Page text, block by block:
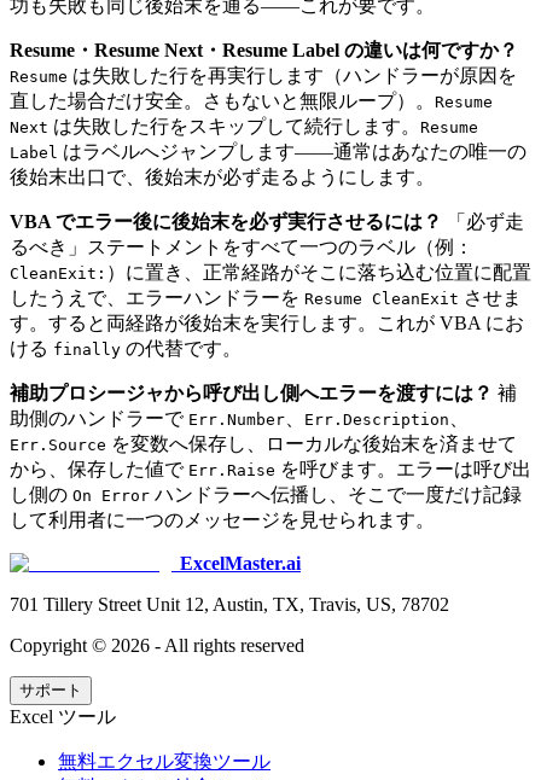
功も失敗も同じ後始末を通る——これが要です。
Resume・Resume Next・Resume Label の違いは何ですか？
Resume は失敗した行を再実行します（ハンドラーが原因を
直した場合だけ安全。さもないと無限ループ）。 Resume
Next は失敗した行をスキップして続行します。 Resume
Label はラベルへジャンプします——通常はあなたの唯一の
後始末出口で、後始末が必ず走るようにします。
VBA でエラー後に後始末を必ず実行させるには？
「必ず走
るべき」ステートメントをすべて一つのラベル（例：
CleanExit: ）に置き、正常経路がそこに落ち込む位置に配置
したうえで、エラーハンドラーを Resume CleanExit させま
す。すると両経路が後始末を実行します。これが VBA にお
ける finally の代替です。
補助プロシージャから呼び出し側へエラーを渡すには？ 補
助側のハンドラーで Err.Number Err.Description
Err.Source を変数へ保存し、ローカルな後始末を済ませて
から、保存した値で Err.Raise を呼びます。エラーは呼び出
し側の On Error ハンドラーへ伝播し、そこで一度だけ記録
して利用者に一つのメッセージを見せられます。
ExcelMaster.ai
701 Tillery Street Unit 12, Austin, TX, Travis, US, 78702
Copyright © 2026 - All rights reserved
サポート
Excel ツール
無料エクセル変換ツール